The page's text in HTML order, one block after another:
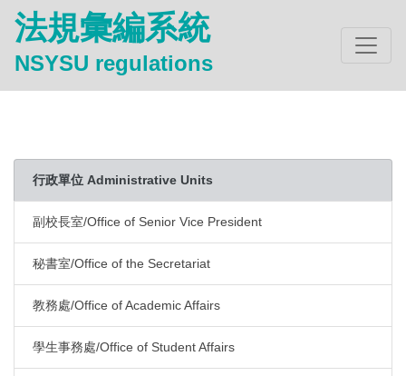
法規彙編系統
NSYSU regulations
行政單位 Administrative Units
副校長室/Office of Senior Vice President
秘書室/Office of the Secretariat
教務處/Office of Academic Affairs
學生事務處/Office of Student Affairs